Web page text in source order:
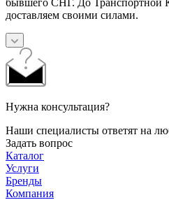
доставляем своими силами.
Нужна консультация?
Наши специалисты ответят на
Задать вопрос
Каталог
Услуги
Бренды
Компания